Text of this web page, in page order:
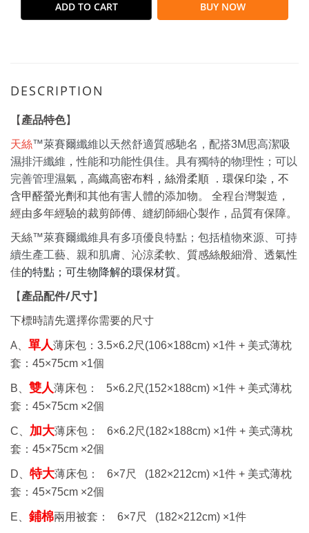
ADD TO CART BUY NOW
DESCRIPTION
【 產品特色】
天絲™萊賽爾纖維以天然舒適質感馳名，配搭3M思高潔吸
濕排汗纖維 ，性能和功能性俱佳。具有獨特的物理性；可以
完善管理濕氣， 高織高密布料，絲滑柔順 ．環保印染，不
含甲醛螢光劑和其他有害人體的添加物。
全程台灣製造，
經由多年經驗的裁剪師傅、縫紉師細心製作，品質有保障。
天絲™萊賽爾纖維具有多項優良特點；包括植物來源、可持
續生產工藝、親和肌膚、 沁涼柔軟、質感絲般細滑、透氣性
佳的特點；可生物降解的環保材質。
【 產品配件/尺寸】
下標時請先選擇你需要的尺寸
A、 單人薄床包： 3.5×6.2尺 (106×188cm) ×1件 + 美式薄枕
套： 45×75cm ×1個
B、 雙人薄床包： 5×6.2尺 (152×188cm) ×1件 + 美式薄枕
套： 45×75cm ×2個
C、 加大薄床包： 6×6.2尺 (182×188cm) ×1件 + 美式薄枕
套： 45×75cm ×2個
D、 特大薄床包： 6×7尺 (182×212cm) ×1件 + 美式薄枕
套： 45×75cm ×2個
E、 鋪棉兩用被套： 6×7尺 (182×212cm) ×1件